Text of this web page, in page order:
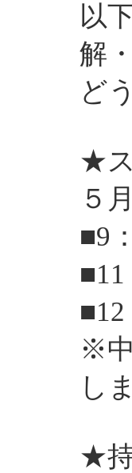
以
解
ど
★
５
■9
※
し
★